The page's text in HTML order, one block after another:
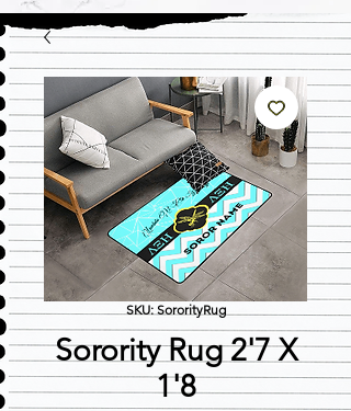
SKU: SororityRug
Sorority Rug 2'7 X
1'8